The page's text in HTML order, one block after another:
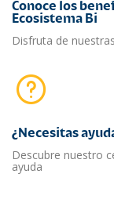
Conoce los
Ecosistema Bi
Disfruta de
¿Necesitas
Descubre nuestro
ayuda